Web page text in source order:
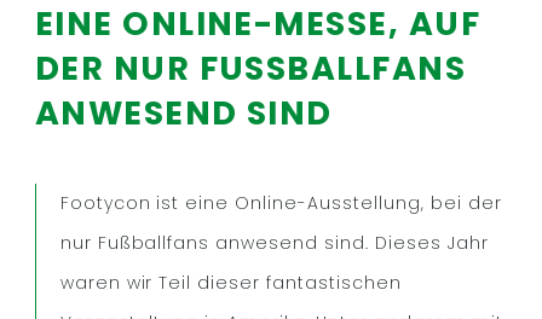
EINE ONLINE-MESSE, AUF
DER NUR FUSSBALLFANS
ANWESEND SIND
Footycon ist eine Online-Ausstellung, bei der
nur Fußballfans anwesend sind. Dieses Jahr
waren wir Teil dieser fantastischen